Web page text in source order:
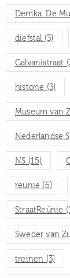
Demka. De
diefstal (3)
Galvanistraat
historie (3)
Museum van
Nederlandse
NS (15)
reünie (6)
StraatReünie
Sweder van
treinen (3)